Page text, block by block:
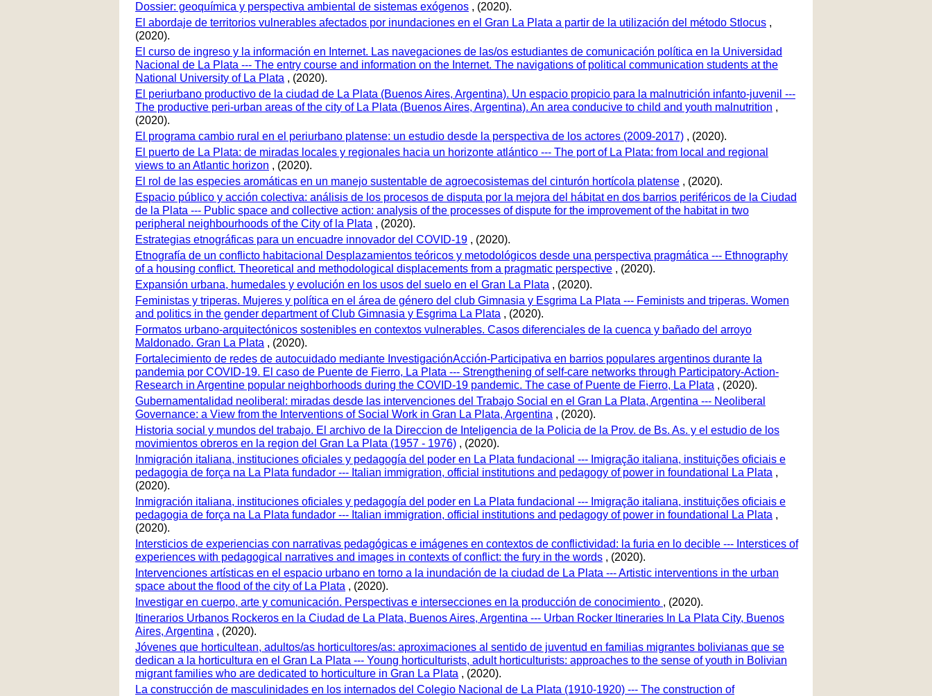
Dossier: geoquímica y perspectiva ambiental de sistemas exógenos , (2020).
El abordaje de territorios vulnerables afectados por inundaciones en el Gran La Plata a partir de la utilización del método Stlocus ,
(2020).
El curso de ingreso y la información en Internet. Las navegaciones de las/os estudiantes de comunicación política en la Universidad
Nacional de La Plata --- The entry course and information on the Internet. The navigations of political communication students at the
National University of La Plata , (2020).
El periurbano productivo de la ciudad de La Plata (Buenos Aires, Argentina). Un espacio propicio para la malnutrición infanto-juvenil ---
The productive peri-urban areas of the city of La Plata (Buenos Aires, Argentina). An area conducive to child and youth malnutrition ,
(2020).
El programa cambio rural en el periurbano platense: un estudio desde la perspectiva de los actores (2009-2017) , (2020).
El puerto de La Plata: de miradas locales y regionales hacia un horizonte atlántico --- The port of La Plata: from local and regional
views to an Atlantic horizon , (2020).
El rol de las especies aromáticas en un manejo sustentable de agroecosistemas del cinturón hortícola platense , (2020).
Espacio público y acción colectiva: análisis de los procesos de disputa por la mejora del hábitat en dos barrios periféricos de la Ciudad
de la Plata --- Public space and collective action: analysis of the processes of dispute for the improvement of the habitat in two
peripheral neighbourhoods of the City of la Plata , (2020).
Estrategias etnográficas para un encuadre innovador del COVID-19 , (2020).
Etnografía de un conflicto habitacional Desplazamientos teóricos y metodológicos desde una perspectiva pragmática --- Ethnography
of a housing conflict. Theoretical and methodological displacements from a pragmatic perspective , (2020).
Expansión urbana, humedales y evolución en los usos del suelo en el Gran La Plata , (2020).
Feministas y triperas. Mujeres y política en el área de género del club Gimnasia y Esgrima La Plata --- Feminists and triperas. Women
and politics in the gender department of Club Gimnasia y Esgrima La Plata , (2020).
Formatos urbano-arquitectónicos sostenibles en contextos vulnerables. Casos diferenciales de la cuenca y bañado del arroyo
Maldonado. Gran La Plata , (2020).
Fortalecimiento de redes de autocuidado mediante InvestigaciónAcción-Participativa en barrios populares argentinos durante la
pandemia por COVID-19. El caso de Puente de Fierro, La Plata --- Strengthening of self-care networks through Participatory-Action-
Research in Argentine popular neighborhoods during the COVID-19 pandemic. The case of Puente de Fierro, La Plata , (2020).
Gubernamentalidad neoliberal: miradas desde las intervenciones del Trabajo Social en el Gran La Plata, Argentina --- Neoliberal
Governance: a View from the Interventions of Social Work in Gran La Plata, Argentina , (2020).
Historia social y mundos del trabajo. El archivo de la Direccion de Inteligencia de la Policia de la Prov. de Bs. As. y el estudio de los
movimientos obreros en la region del Gran La Plata (1957 - 1976) , (2020).
Inmigración italiana, instituciones oficiales y pedagogía del poder en La Plata fundacional --- Imigração italiana, instituições oficiais e
pedagogia de força na La Plata fundador --- Italian immigration, official institutions and pedagogy of power in foundational La Plata ,
(2020).
Inmigración italiana, instituciones oficiales y pedagogía del poder en La Plata fundacional --- Imigração italiana, instituições oficiais e
pedagogia de força na La Plata fundador --- Italian immigration, official institutions and pedagogy of power in foundational La Plata ,
(2020).
Intersticios de experiencias con narrativas pedagógicas e imágenes en contextos de conflictividad: la furia en lo decible --- Interstices of
experiences with pedagogical narratives and images in contexts of conflict: the fury in the words , (2020).
Intervenciones artísticas en el espacio urbano en torno a la inundación de la ciudad de La Plata --- Artistic interventions in the urban
space about the flood of the city of La Plata , (2020).
Investigar en cuerpo, arte y comunicación. Perspectivas e intersecciones en la producción de conocimiento , (2020).
Itinerarios Urbanos Rockeros en la Ciudad de La Plata, Buenos Aires, Argentina --- Urban Rocker Itineraries In La Plata City, Buenos
Aires, Argentina , (2020).
Jóvenes que horticultean, adultos/as horticultores/as: aproximaciones al sentido de juventud en familias migrantes bolivianas que se
dedican a la horticultura en el Gran La Plata --- Young horticulturists, adult horticulturists: approaches to the sense of youth in Bolivian
migrant families who are dedicated to horticulture in Gran La Plata , (2020).
La construcción de masculinidades en los internados del Colegio Nacional de La Plata (1910-1920) --- The construction of